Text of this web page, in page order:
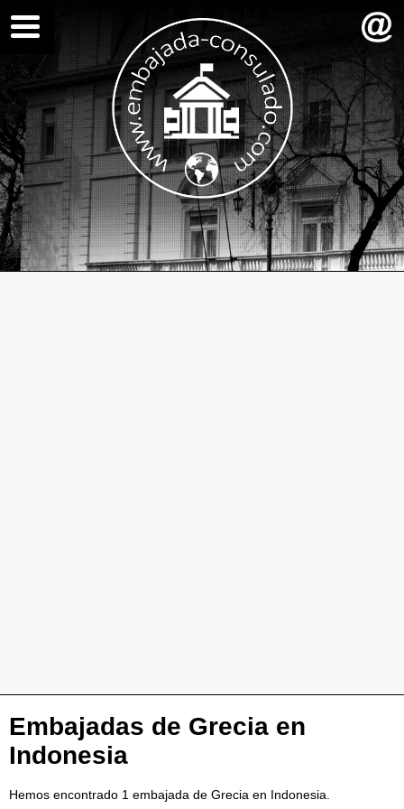
Embajadas de Grecia en
Indonesia
Hemos encontrado 1 embajada de Grecia en Indonesia.